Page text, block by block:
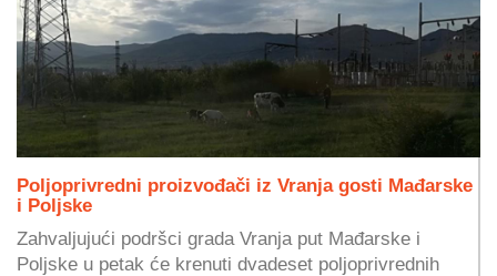
Poljoprivredni proizvođači iz Vranja gosti Mađarske
i Poljske
Zahvaljujući podršci grada Vranja put Mađarske i
Poljske u petak će krenuti dvadeset poljoprivrednih